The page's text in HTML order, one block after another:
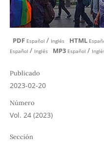
PDF Español / Inglés HTML
Español / Inglés MP3 Español /
Publicado
2023-02-20
Número
Vol. 24 (2023)
Sección